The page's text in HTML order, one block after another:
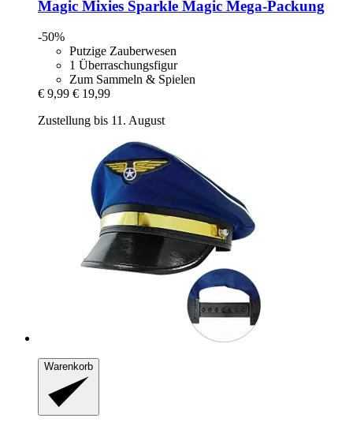
Magic Mixies Sparkle Magic Mega-​Packung
-50%
Putzige Zauberwesen
1 Überraschungsfigur
Zum Sammeln & Spielen
€ 9,99 € 19,99
Zustellung bis 11. August
Warenkorb